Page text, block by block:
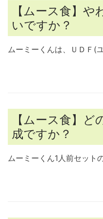
【ムース食】
いですか？
ムーミーくんは、ＵＤＦ(
【ムース食】
成ですか？
ムーミーくん1人前セット